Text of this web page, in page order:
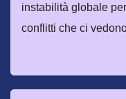
instabilità globale
conflitti che ci